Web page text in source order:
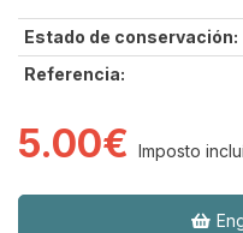
Estado de conservación:
Referencia:
5.00€ Imposto